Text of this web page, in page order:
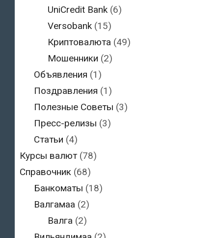
UniCredit Bank (6)
Versobank (15)
Криптовалюта (49)
Мошенники (2)
Объявления (1)
Поздравления (1)
Полезные Советы (3)
Пресс-релизы (3)
Статьи (4)
Курсы валют (78)
Справочник (68)
Банкоматы (18)
Валгамаа (2)
Валга (2)